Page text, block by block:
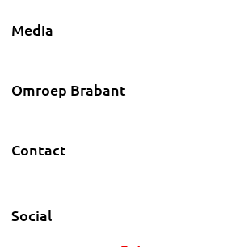
Media
Omroep Brabant
Contact
Social